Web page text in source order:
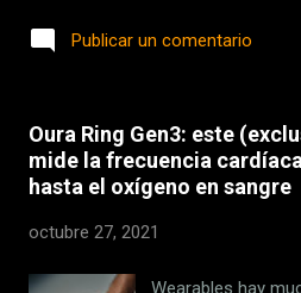
una interfaz similar
sobre el papel.
pantalla frontal,
un brazo
impermeable,
desde hoy en
análisis: pilotar un
Publicar un comentario
Oura Ring Gen3: este
mide la frecuencia
hasta el oxígeno en sangre
octubre 27, 2021
Wearables hay